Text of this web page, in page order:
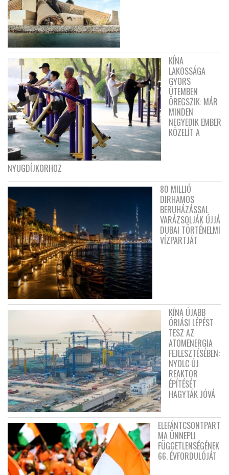
KÍNA
LAKOSSÁGA
GYORS
ÜTEMBEN
ÖREGSZIK: MÁR
MINDEN
NEGYEDIK EMBER
KÖZELÍT A
NYUGDÍJKORHOZ
80 MILLIÓ
DIRHAMOS
BERUHÁZÁSSAL
VARÁZSOLJÁK ÚJJÁ
DUBAI TÖRTÉNELMI
VÍZPARTJÁT
KÍNA ÚJABB
ÓRIÁSI LÉPÉST
TESZ AZ
ATOMENERGIA
FEJLESZTÉSÉBEN:
NYOLC ÚJ
REAKTOR
ÉPÍTÉSÉT
HAGYTÁK JÓVÁ
ELEFÁNTCSONTPART
MA ÜNNEPLI
FÜGGETLENSÉGÉNEK
66. ÉVFORDULÓJÁT